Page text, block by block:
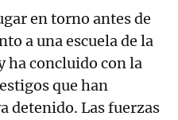
en torno antes de
a una escuela de la
ha concluido con la
que han
detenido. Las fuerzas